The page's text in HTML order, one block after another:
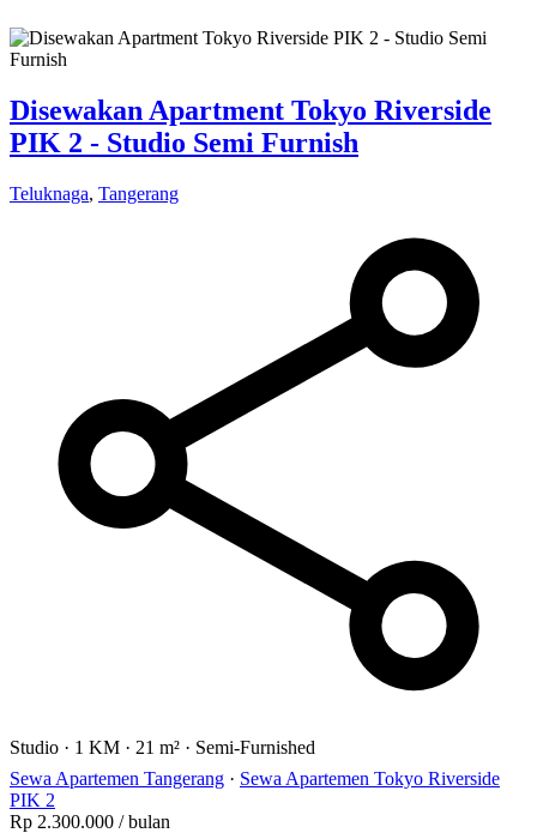
Disewakan Apartment Tokyo Riverside
PIK 2 - Studio Semi Furnish
Teluknaga, Tangerang
Studio · 1 KM · 21 m² · Semi-Furnished
Sewa Apartemen Tangerang · Sewa Apartemen Tokyo Riverside
PIK 2
Rp 2.300.000 / bulan